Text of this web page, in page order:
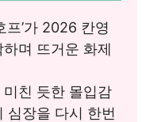
프’가 2026 칸영
며 뜨거운 화제
친 듯한 몰입감
심장을 다시 한번